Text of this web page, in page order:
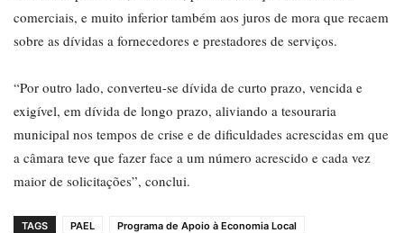
comerciais, e muito inferior também aos juros de mora que recaem
sobre as dívidas a fornecedores e prestadores de serviços.
“Por outro lado, converteu-se dívida de curto prazo, vencida e
exigível, em dívida de longo prazo, aliviando a tesouraria
municipal nos tempos de crise e de dificuldades acrescidas em que
a câmara teve que fazer face a um número acrescido e cada vez
maior de solicitações”, conclui.
TAGS PAEL Programa de Apoio à Economia Local